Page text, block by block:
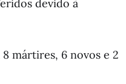
devido à
8 mártires, 6 novos e 2